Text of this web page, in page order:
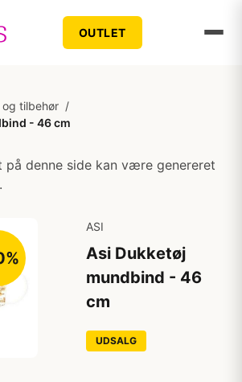
OUTLET
tilbehør /
- 46 cm
på denne side kan være genereret
ASI
Asi Dukketøj
mundbind - 46
cm
UDSALG